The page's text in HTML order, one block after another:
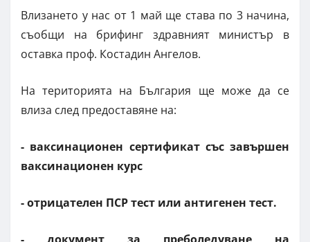
Влизането у нас от 1 май ще става по 3 начина,
съобщи на брифинг здравният министър в
оставка проф. Костадин Ангелов.
На територията на България ще може да се
влиза след предоставяне на:
- ваксинационен сертификат със завършен
ваксинационен курс
- отрицателен ПСР тест или антигенен тест.